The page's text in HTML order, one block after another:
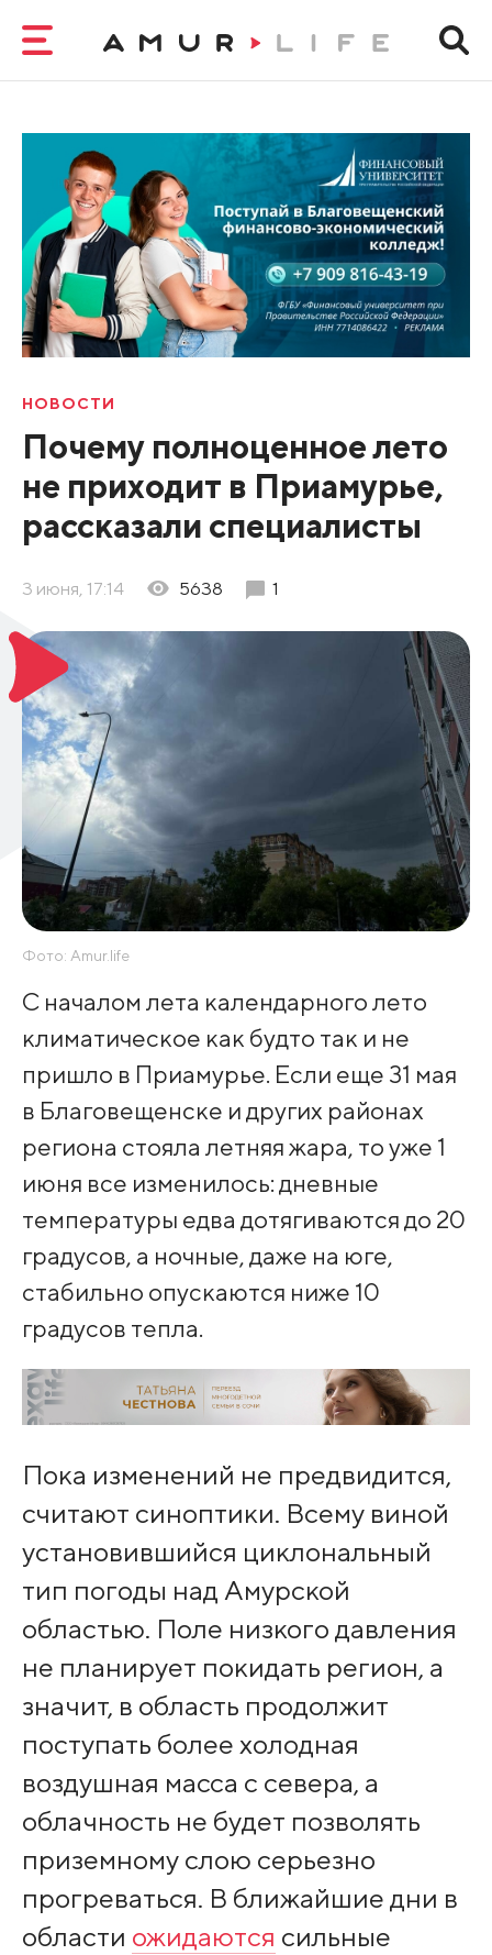
НОВОСТИ
Почему полноценное лето
не приходит в Приамурье,
рассказали специалисты
3 июня, 17:14 5638 1
Фото: Amur.life
С началом лета календарного лето
климатическое как будто так и не
пришло в Приамурье. Если еще 31 мая
в Благовещенске и других районах
региона стояла летняя жара, то уже 1
июня все изменилось: дневные
температуры едва дотягиваются до 20
градусов, а ночные, даже на юге,
стабильно опускаются ниже 10
градусов тепла.
Пока изменений не предвидится,
считают синоптики. Всему виной
установившийся циклональный
тип погоды над Амурской
областью. Поле низкого давления
не планирует покидать регион, а
значит, в область продолжит
поступать более холодная
воздушная масса с севера, а
облачность не будет позволять
приземному слою серьезно
прогреваться. В ближайшие дни в
области ожидаются сильные